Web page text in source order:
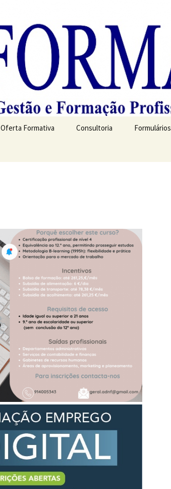
Oferta Formativa Consultoria Formulários